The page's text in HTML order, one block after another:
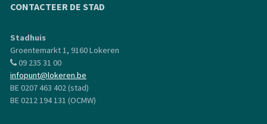
CONTACTEER DE STAD
Stadhuis
Groentemarkt 1, 9160 Lokeren
09 235 31 00
infopunt@lokeren.be
BE 0207 463 402 (stad)
BE 0212 194 131 (OCMW)